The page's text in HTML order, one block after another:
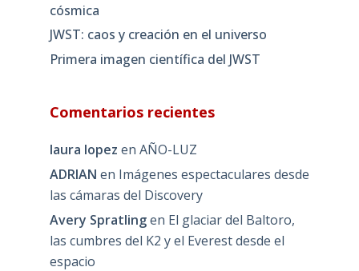
cósmica
JWST: caos y creación en el universo
Primera imagen científica del JWST
Comentarios recientes
laura lopez en AÑO-LUZ
ADRIAN en Imágenes espectaculares desde
las cámaras del Discovery
Avery Spratlingen El glaciar del Baltoro,
las cumbres del K2 y el Everest desde el
espacio